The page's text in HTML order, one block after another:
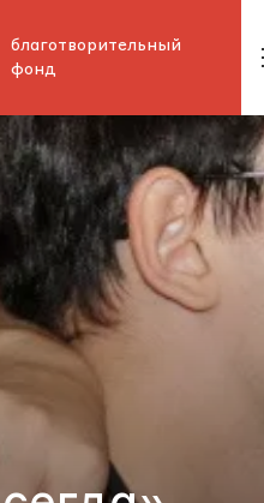
благотворительный
фонд